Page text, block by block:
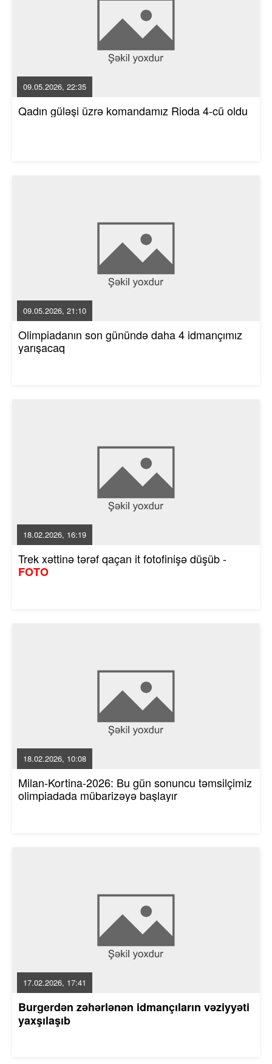
09.05.2026, 22:35
Qadın güləşi üzrə komandamız Rioda 4-cü oldu
09.05.2026, 21:10
Olimpiadanın son günündə daha 4 idmançımız
yarışacaq
18.02.2026, 16:19
Trek xəttinə tərəf qaçan it fotofinişə düşüb -
FOTO
18.02.2026, 10:08
Milan-Kortina-2026: Bu gün sonuncu təmsilçimiz
olimpiadada mübarizəyə başlayır
17.02.2026, 17:41
Burgerdən zəhərlənən idmançıların vəziyyəti
yaxşılaşıb